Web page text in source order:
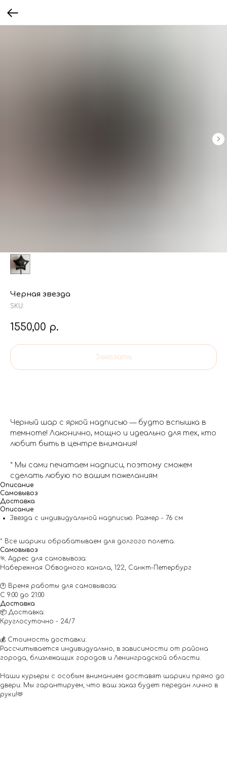
Черная звезда
SKU:
1550,00 р.
Заказать
Черный шар с яркой надписью — будто вспышка в
темноте! Лаконично, мощно и идеально для тех, кто
любит быть в центре внимания!
* Мы сами печатаем надписи, поэтому сможем
сделать любую по вашим пожеланиям
Описание
Самовывоз
Доставка
Описание
Звезда с индивидуальной надписью. Размер - 76 см
* Все шарики обрабатываем для долгого полета.
Самовывоз
🏃 Адрес для самовывоза:
Набережная Обводного канала, 122, Санкт-Петербург
🕐 Время работы для самовывоза:
С 9:00 до 21:00
Доставка
📦 Доставка:
Круглосуточно - 24/7
💰 Стоимость доставки:
Рассчитывается индивидуально, в зависимости от района
города, близлежащих городов и Ленинградской области.
Наши курьеры с особым вниманием доставят шарики прямо до
двери. Мы гарантируем, что ваш заказ будет передан лично в
руки!🫶